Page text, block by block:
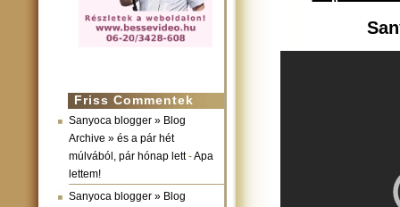
Friss Commentek
Sanyoca blogger » Blog
Archive » és a pár hét
múlvából, pár hónap lett-Apa
lettem!
Sanyoca blogger » Blog